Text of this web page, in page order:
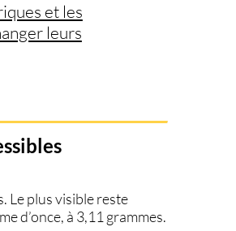
et les
leurs
Le plus visible reste
d’once, à 3,11 grammes.